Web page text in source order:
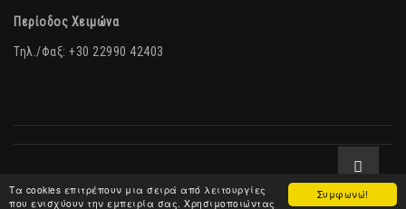
Συμφωνώ!
Tα cookies επιτρέπουν μια σειρά από λειτουργίες
που ενισχύουν την εμπειρία σας. Χρησιμοποιώντας
Περίοδος Χειμώνα
Τηλ./Φαξ: +30 22990 42403
| Δήλωση Προστασίας Δεδομένων | Όροι Χρήσης